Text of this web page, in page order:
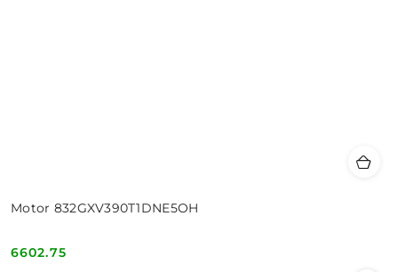
Motor 832GXV390T1DNE5OH
Cena:
6602.75